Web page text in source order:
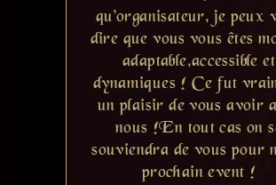
qu'organisateur, je peux
dire que vous vous êtes
adaptable,accessible et
dynamiques ! Ce fut
un plaisir de vous avoir
nous !En tout cas on
souviendra de vous pour
prochain event !